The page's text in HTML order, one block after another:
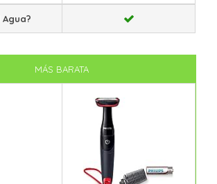
MÁS BARATA